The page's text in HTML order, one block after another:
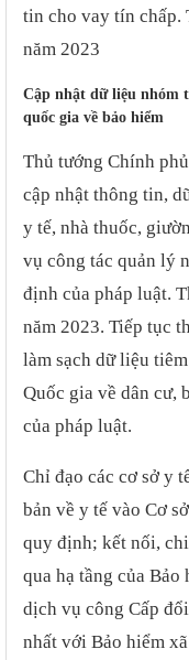
tin cho vay tín chấp.
năm 2023
Cập nhật dữ liệu nhóm
quốc gia về bảo hiểm
Thủ tướng Chính
cập nhật thông tin,
y tế, nhà thuốc,
vụ công tác quản lý
định của pháp luật.
năm 2023. Tiếp tục
làm sạch dữ liệu
Quốc gia về dân cư,
của pháp luật.
Chỉ đạo các cơ sở y
bản về y tế vào Cơ
quy định; kết nối,
qua hạ tầng của
dịch vụ công Cấp
nhất với Bảo hiểm